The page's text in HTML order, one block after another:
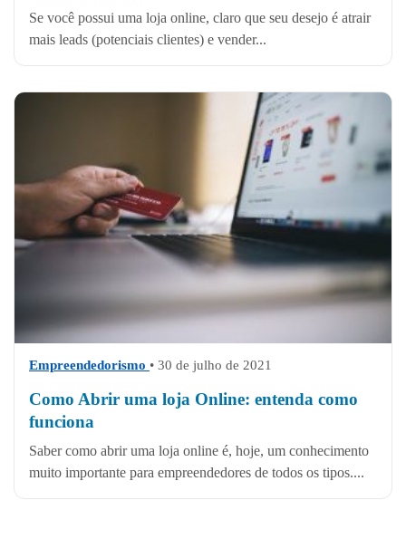
Se você possui uma loja online, claro que seu desejo é atrair
mais leads (potenciais clientes) e vender...
Empreendedorismo • 30 de julho de 2021
Como Abrir uma loja Online: entenda como
funciona
Saber como abrir uma loja online é, hoje, um conhecimento
muito importante para empreendedores de todos os tipos....